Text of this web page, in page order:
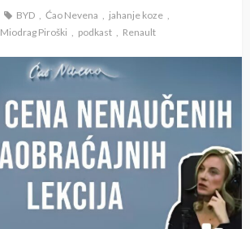
BYD Ćao Nevena
jahanje koze
Miodrag Piroški podkast Renault